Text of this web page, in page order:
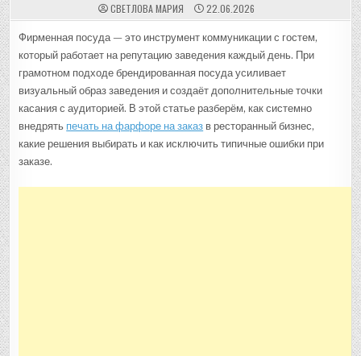
СВЕТЛОВА МАРИЯ 22.06.2026
Фирменная посуда — это инструмент коммуникации с гостем,
который работает на репутацию заведения каждый день. При
грамотном подходе брендированная посуда усиливает
визуальный образ заведения и создаёт дополнительные точки
касания с аудиторией. В этой статье разберём, как системно
внедрять печать на фарфоре на заказ в ресторанный бизнес,
какие решения выбирать и как исключить типичные ошибки при
заказе.